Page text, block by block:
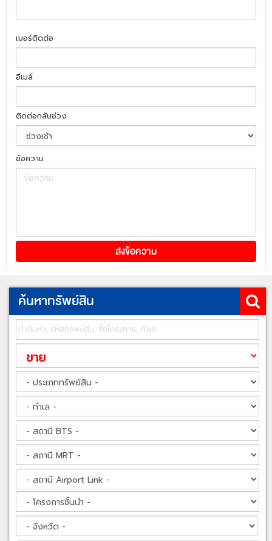
เบอร์ติดต่อ
อีเมล์
ติดต่อกลับช่วง
ข้อความ
ค้นหาทรัพย์สิน